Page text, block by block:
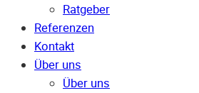
Ratgeber
Referenzen
Kontakt
Über uns
Über uns